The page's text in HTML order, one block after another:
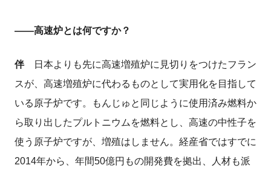
――高速炉とは何ですか？
伴日本よりも先に高速増殖炉に見切りをつけたフラン
スが、高速増殖炉に代わるものとして実用化を目指して
いる原子炉です。もんじゅと同じように使用済み燃料か
ら取り出したプルトニウムを燃料とし、高速の中性子を
使う原子炉ですが、増殖はしません。経産省ではすでに
2014年から、年間50億円もの開発費を拠出、人材も派